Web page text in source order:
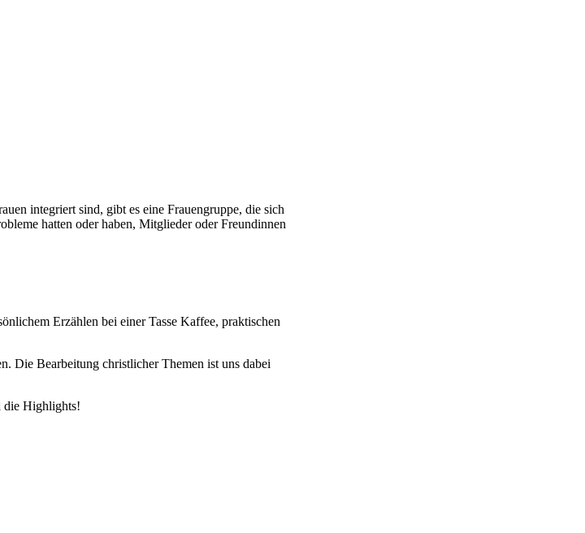
integriert sind, gibt es eine Frauengruppe, die sich
hatten oder haben, Mitglieder oder Freundinnen
Erzählen bei einer Tasse Kaffee, praktischen
Die Bearbeitung christlicher Themen ist uns dabei
die Highlights!